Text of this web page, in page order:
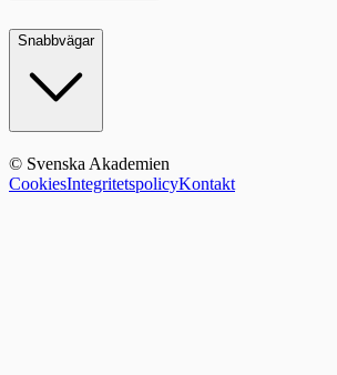
Snabbvägar
© Svenska Akademien
CookiesIntegritetspolicyKontakt